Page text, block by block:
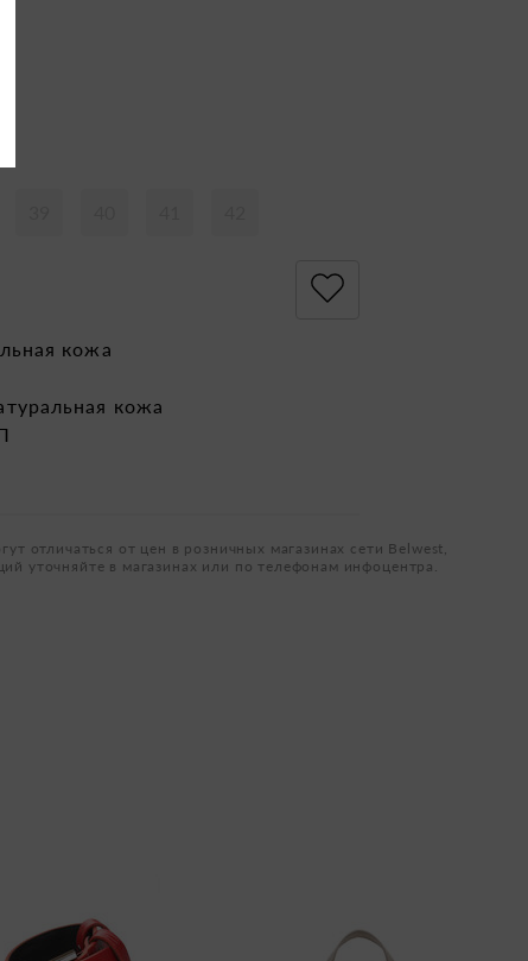
кожа
кожа
отличаться от цен в розничных магазинах сети Belwest,
уточняйте в магазинах или по телефонам инфоцентра.